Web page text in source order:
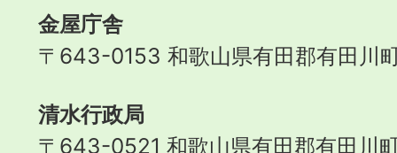
金屋庁舎
〒643-0153 和歌山県有田郡有田川
清水行政局
〒643-0521 和歌山県有田郡有田川